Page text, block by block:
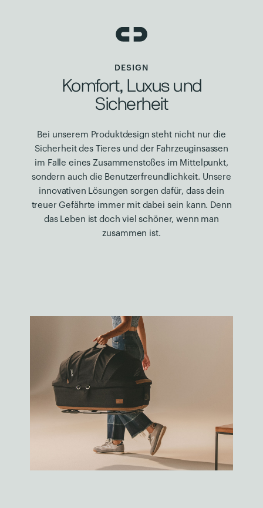
DESIGN
Komfort, Luxus und
Sicherheit
Bei unserem Produktdesign steht nicht nur die
Sicherheit des Tieres und der Fahrzeuginsassen
im Falle eines Zusammenstoßes im Mittelpunkt,
sondern auch die Benutzerfreundlichkeit. Unsere
innovativen Lösungen sorgen dafür, dass dein
treuer Gefährte immer mit dabei sein kann. Denn
das Leben ist doch viel schöner, wenn man
zusammen ist.